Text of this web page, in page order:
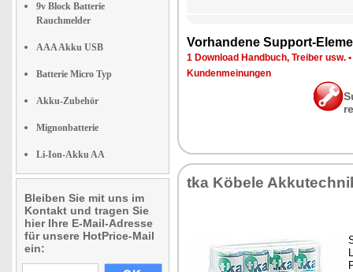
9v Block Batterie
Rauchmelder
AAA Akku USB
Batterie Micro Typ
Akku-Zubehör
Mignonbatterie
Li-Ion-Akku AA
Bleiben Sie mit uns im
Kontakt und tragen Sie
hier Ihre E-Mail-Adresse
für unsere HotPrice-Mail
ein:
Vor­han­de­ne Sup­port-
1 Down­load Hand­buch, Trei­ber usw. •
Kun­den­mei­nun­gen
tka Kö­be­le